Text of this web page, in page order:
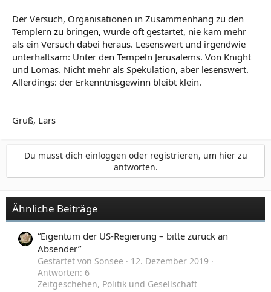
Der Versuch, Organisationen in Zusammenhang zu den
Templern zu bringen, wurde oft gestartet, nie kam mehr
als ein Versuch dabei heraus. Lesenswert und irgendwie
unterhaltsam: Unter den Tempeln Jerusalems. Von Knight
und Lomas. Nicht mehr als Spekulation, aber lesenswert.
Allerdings: der Erkenntnisgewinn bleibt klein.
Gruß, Lars
Du musst dich einloggen oder registrieren, um hier zu
antworten.
Ähnliche Beiträge
“Eigentum der US-Regierung – bitte zurück an
Absender”
Gestartet von Sonsee
12. Dezember 2019
Antworten: 6
Zeitgeschehen, Politik und Gesellschaft